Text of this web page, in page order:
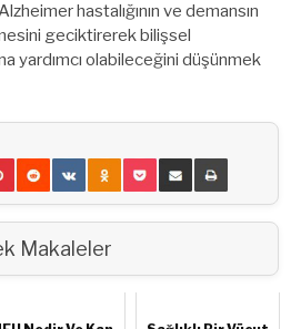
hastalığının ve demansın
geciktirerek bilişsel
yardımcı olabileceğini düşünmek
Makaleler